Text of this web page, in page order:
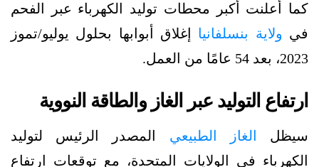
كما أعلنت أكبر محطات توليد الكهرباء عبر الفحم
في ولاية بنسلفانيا إغلاق أبوابها بحلول يوليو/تموز
2023، بعد 54 عامًا من العمل.
ارتفاع التوليد عبر الغاز والطاقة النووية
سيظل الغاز الطبيعي المصدر الرئيس لتوليد
الكهرباء في الولايات المتحدة، مع توقعات ارتفاع